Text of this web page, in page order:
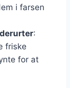
i farsen
:
friske
for at